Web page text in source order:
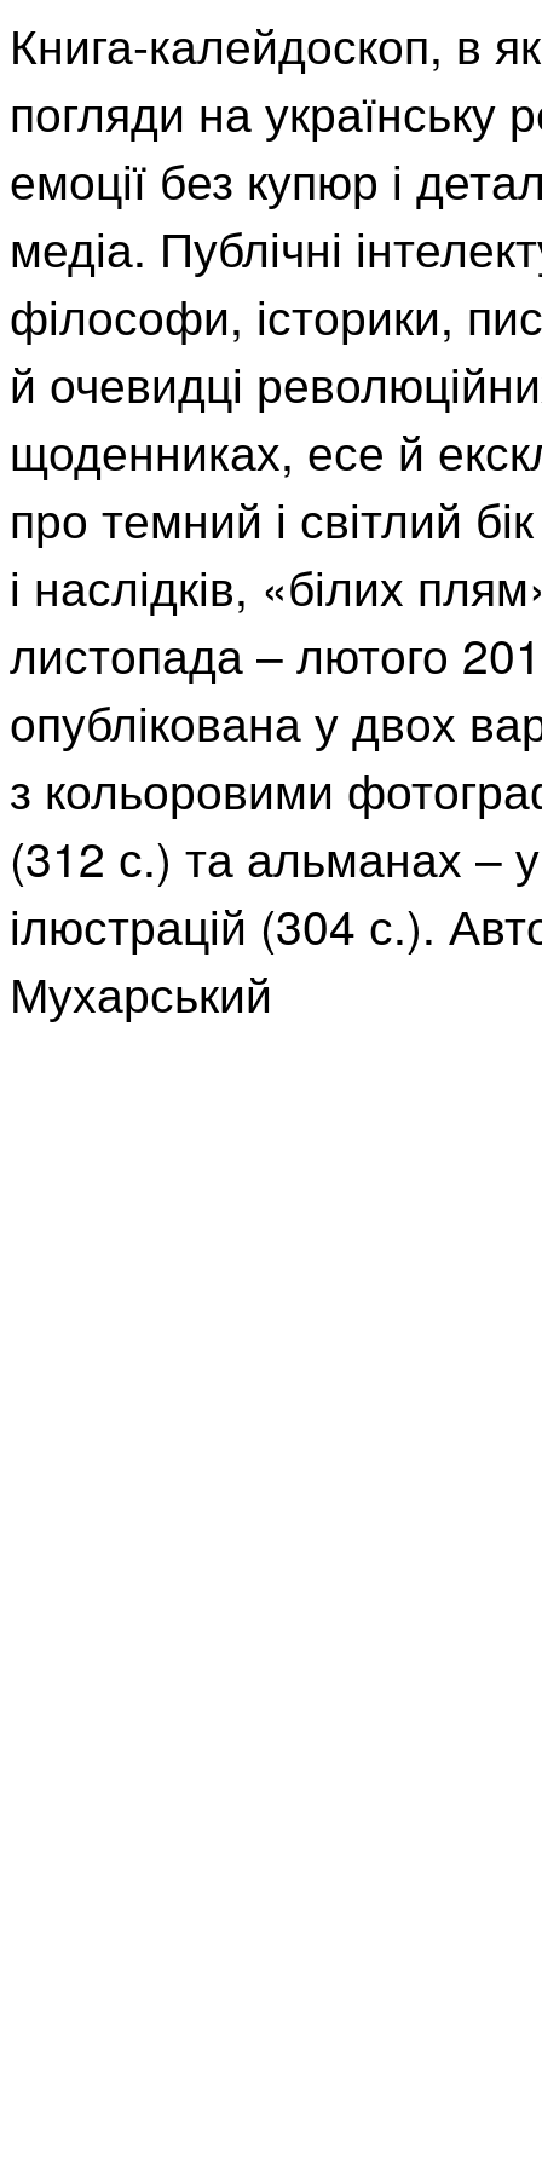
Книга-калейдоскоп, в
погляди на
емоції без купюр і
медіа. Публічні
філософи, історики,
й очевидці
щоденниках, есе й
про темний і світлий
і наслідків, «білих
листопада – лютого
опублікована у двох
з кольоровими
(312 с.) та альманах –
ілюстрацій (304 с.).
Мухарський